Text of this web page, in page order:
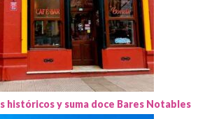
históricos y suma doce Bares Notables